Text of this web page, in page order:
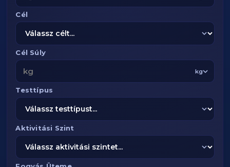
Cél
Cél Súly
kg
Testtípus
Aktivitási Szint